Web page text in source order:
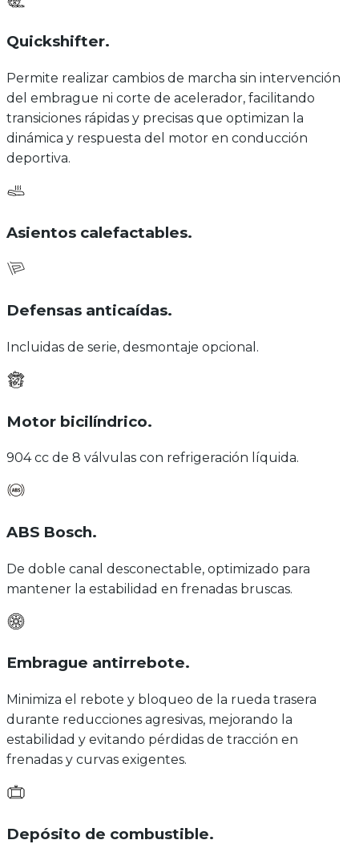
Quickshifter.
Permite realizar cambios de marcha sin intervención
del embrague ni corte de acelerador, facilitando
transiciones rápidas y precisas que optimizan la
dinámica y respuesta del motor en conducción
deportiva.
Asientos calefactables.
Defensas anticaídas.
Incluidas de serie, desmontaje opcional.
Motor bicilíndrico.
904 cc de 8 válvulas con refrigeración líquida.
ABS Bosch.
De doble canal desconectable, optimizado para
mantener la estabilidad en frenadas bruscas.
Embrague antirrebote.
Minimiza el rebote y bloqueo de la rueda trasera
durante reducciones agresivas, mejorando la
estabilidad y evitando pérdidas de tracción en
frenadas y curvas exigentes.
Depósito de combustible.